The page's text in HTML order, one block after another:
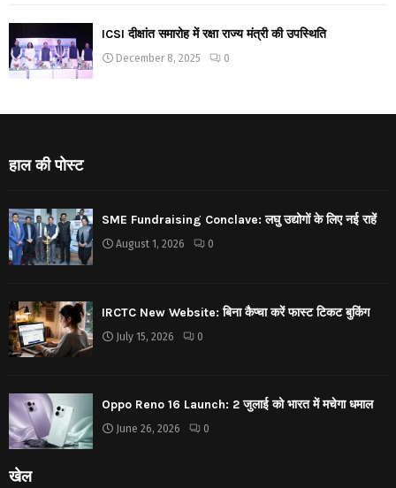
ICSI दीक्षांत समारोह में रक्षा राज्य मंत्री की उपस्थिति
December 8, 2025 0
हाल की पोस्ट
SME Fundraising Conclave: लघु उद्योगों के लिए नई राहें
August 1, 2026 0
IRCTC New Website: बिना कैप्चा करें फास्ट टिकट बुकिंग
July 15, 2026 0
Oppo Reno 16 Launch: 2 जुलाई को भारत में मचेगा धमाल
June 26, 2026 0
खेल